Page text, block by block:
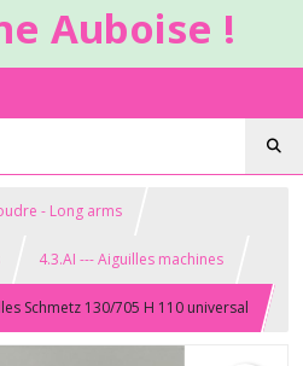
Auboise !
- Long arms
4.3.AI --- Aiguilles machines
Schmetz 130/705 H 110 universal